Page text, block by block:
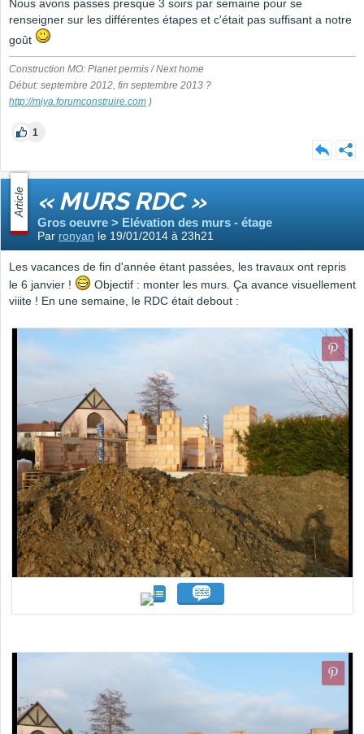
Nous avons passes presque 3 soirs par semaine pour se
renseigner sur les différentes étapes et c'était pas suffisant a notre
goût
Construction MO: Planet permis / Next home
Début: septembre 2012, fin septembre 2013 ?
http://miya.forumconstruire.com )
1
Article « MURS RDC »
Gros oeuvre > Elévation des murs - étage
Par ronyan le 19/01/2014 à 23h21
Les vacances de fin d'année étant passées, les travaux ont repris
le 6 janvier !
Objectif : monter les murs. Ça avance visuellement
viiite ! En une semaine, le RDC était debout :